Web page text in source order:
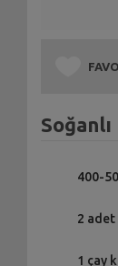
400-
2 adet
1 çay